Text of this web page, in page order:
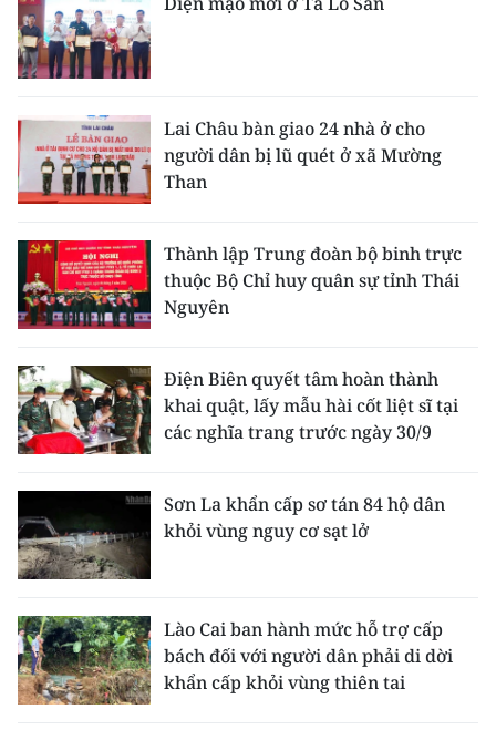
Lai Châu bàn giao 24 nhà ở cho
người dân bị lũ quét ở xã Mường
Than
Thành lập Trung đoàn bộ binh trực
thuộc Bộ Chỉ huy quân sự tỉnh Thái
Nguyên
Điện Biên quyết tâm hoàn thành
khai quật, lấy mẫu hài cốt liệt sĩ tại
các nghĩa trang trước ngày 30/9
Sơn La khẩn cấp sơ tán 84 hộ dân
khỏi vùng nguy cơ sạt lở
Lào Cai ban hành mức hỗ trợ cấp
bách đối với người dân phải di dời
khẩn cấp khỏi vùng thiên tai